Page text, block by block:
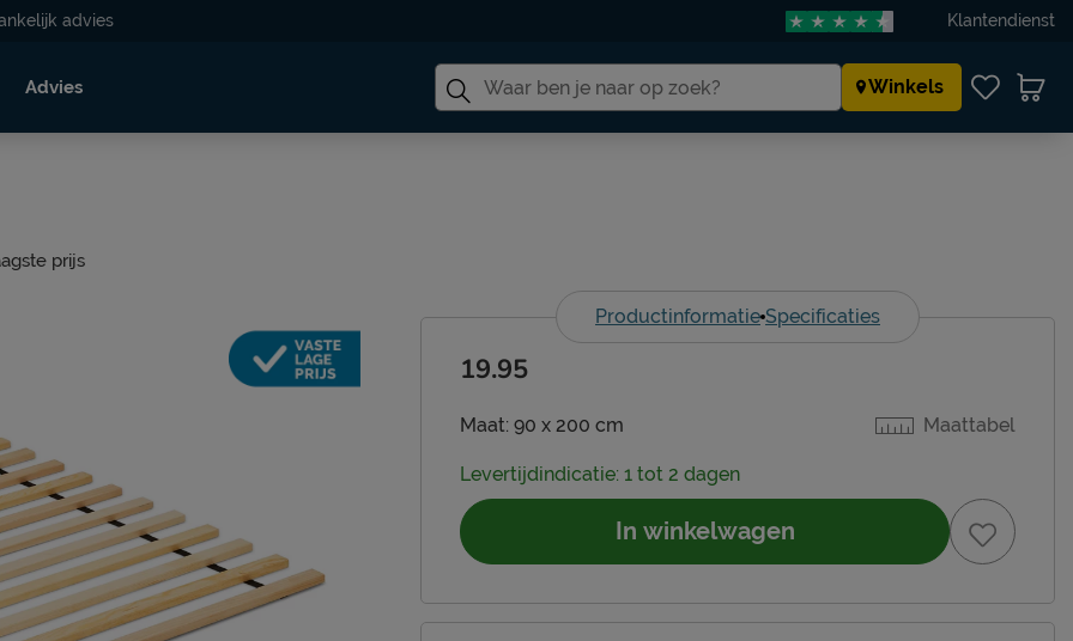
advies Klantendienst
Advies Winkels
prijs
Productinformatie Specificaties
Maattabel
Maat: 90 x 200 cm
19.95
Levertijdindicatie: 1 tot 2 dagen
In winkelwagen